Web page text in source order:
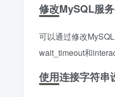
修改MySQL服
可以通过修改
wait_timeout和
使用连接字符串